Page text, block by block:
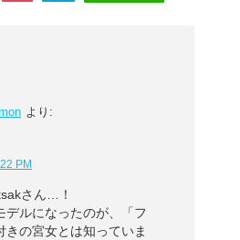
より:
PM
さん…！
デルになったのが、「フ
きの宮女とは知っていま